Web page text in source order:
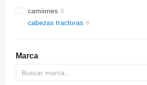
camiones
cabezas tractoras
Marca